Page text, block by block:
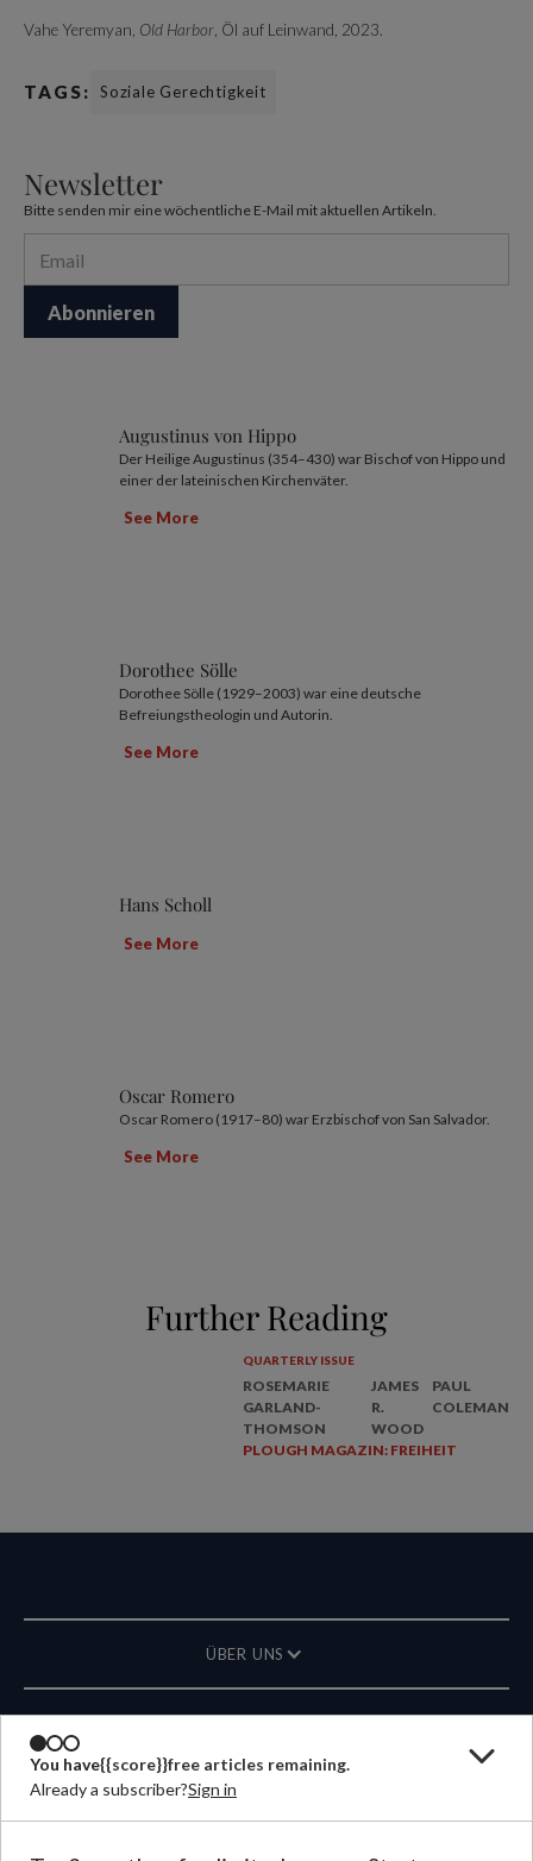
You have{{score}}free articles remaining.
Already a subscriber?Sign in
Vahe Yeremyan, Old Harbor, Öl auf Leinwand, 2023.
TAGS: Soziale Gerechtigkeit
Newsletter
Bitte senden mir eine wöchentliche E-Mail mit aktuellen Artikeln.
Augustinus von Hippo
Der Heilige Augustinus (354–430) war Bischof von Hippo und
einer der lateinischen Kirchenväter.
See More
Dorothee Sölle
Dorothee Sölle (1929–2003) war eine deutsche
Befreiungstheologin und Autorin.
See More
Hans Scholl
See More
Oscar Romero
Oscar Romero (1917–80) war Erzbischof von San Salvador.
See More
Further Reading
QUARTERLY ISSUE
ROSEMARIE
GARLAND-
THOMSON
JAMES
R.
WOOD
PAUL
COLEMAN
PLOUGH MAGAZIN: FREIHEIT
ÜBER UNS
KONTAKT